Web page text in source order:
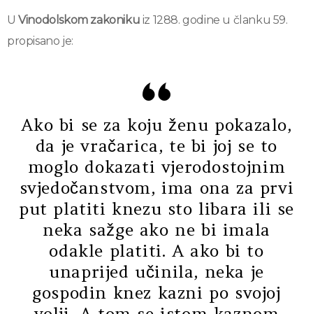
UVinodolskom zakoniku iz 1288. godine u članku 59.
propisano je:
Ako bi se za koju ženu pokazalo,
da je vračarica, te bi joj se to
moglo dokazati vjerodostojnim
svjedočanstvom, ima ona za prvi
put platiti knezu sto libara ili se
neka sažge ako ne bi imala
odakle platiti. A ako bi to
unaprijed učinila, neka je
gospodin knez kazni po svojoj